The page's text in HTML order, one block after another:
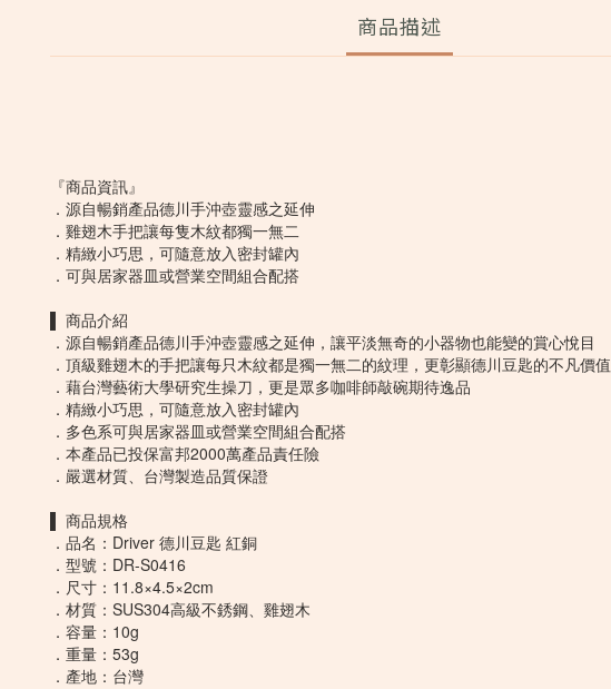
商品描述
『商品資訊』
．源自暢銷產品德川手沖壺靈感之延伸
．雞翅木手把讓每隻木紋都獨一無二
．精緻小巧思，可隨意放入密封罐內
．可與居家器皿或營業空間組合配搭
▌ 商品介紹
．源自暢銷產品德川手沖壺靈感之延伸，讓平淡無奇的小器物也能變的賞心悅目
．頂級雞翅木的手把讓每只木紋都是獨一無二的紋理，更彰顯德川豆匙的不凡價值
．藉台灣藝術大學研究生操刀，更是眾多咖啡師敲碗期待逸品
．精緻小巧思，可隨意放入密封罐內
．多色系可與居家器皿或營業空間組合配搭
．本產品已投保富邦2000萬產品責任險
．嚴選材質、台灣製造品質保證
▌ 商品規格
．品名：Driver 德川豆匙 紅銅
．型號：DR-S0416
．尺寸：11.8×4.5×2cm
．材質：SUS304高級不銹鋼、雞翅木
．容量：10g
．重量：53g
．產地：台灣